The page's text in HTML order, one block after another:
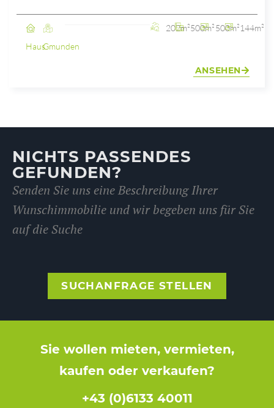
HausGmunden
202m²500m²500m²144m²
ANSEHEN
NICHTS PASSENDES
GEFUNDEN?
Senden Sie uns eine Beschreibung Ihrer
Wunschimmobilie und wir begeben uns für Sie
auf die Suche
SUCHANFRAGE STELLEN
Sie wollen mieten, vermieten,
kaufen oder verkaufen?
+43 (0)6133 40011